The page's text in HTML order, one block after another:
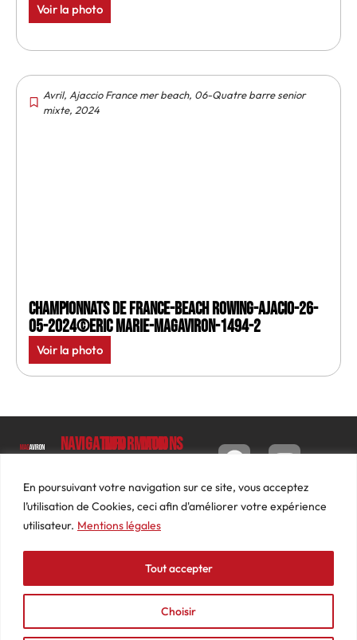
En poursuivant votre navigation sur ce site, vous acceptez
l’utilisation de Cookies, ceci afin d'améliorer votre expérience
utilisateur. Mentions légales
Choisir
Tout accepter
Voir la photo
Avril, Ajaccio France mer beach, 06-Quatre barre senior
mixte, 2024
Championnats de France-Beach rowing-Ajacio-26-
05-2024©Eric Marie-MagAviron-1494-2
Voir la photo
Luc
Barbier
69640
74
Navigation
Le
Magazine
Photos
Actualités
Podcasts
Informations
Conditions
générales
de ventes
Mentions
légales
Mon
Tableau
de bord
Commandes
Adresses
Détails
du
compte